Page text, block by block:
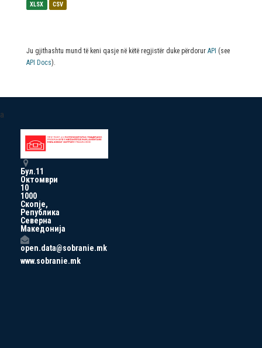
XLSX CSV
Ju gjithashtu mund të keni qasje në këtë regjistër duke përdorur API (see
API Docs).
a
Бул.11
Октомври
10
1000
Скопје,
Република
Северна
Македонија
open.data@sobranie.mk
www.sobranie.mk